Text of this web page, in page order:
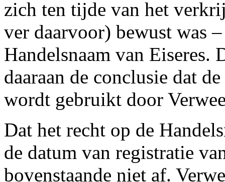
zich ten tijde van het
ver daarvoor) bewust was
Handelsnaam van Eiseres.
daaraan de conclusie dat
wordt gebruikt door
Dat het recht op de
de datum van registratie
bovenstaande niet af.